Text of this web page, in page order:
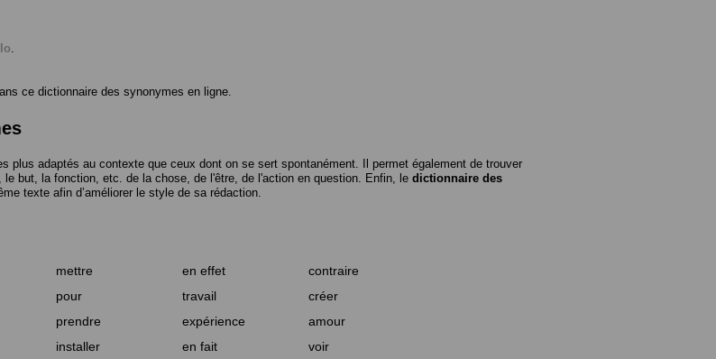
ce dictionnaire des synonymes en ligne.
plus adaptés au contexte que ceux dont on se sert spontanément. Il permet également de trouver
but, la fonction, etc. de la chose, de l'être, de l'action en question. Enfin, le dictionnaire des
texte afin d’améliorer le style de sa rédaction.
mettre en effet
contraire
pour travail
créer
prendre expérience
amour
installer en fait voir